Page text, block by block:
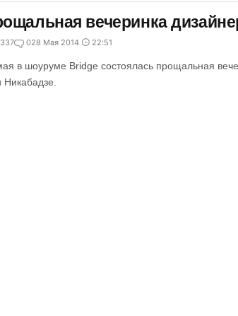
вечеринка
028 Мая 2014 22:51
в шоуруме Bridge состоялась прощальная
Никабадзе.